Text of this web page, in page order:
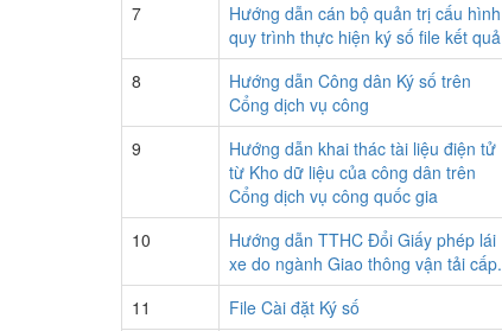
7
Hướng dẫn cán bộ quản trị cấu hình
quy trình thực hiện ký số file kết quả
8
Hướng dẫn Công dân Ký số trên
Cổng dịch vụ công
9
Hướng dẫn khai thác tài liệu điện tử
từ Kho dữ liệu của công dân trên
Cổng dịch vụ công quốc gia
10
Hướng dẫn TTHC Đổi Giấy phép lái
xe do ngành Giao thông vận tải cấp.
11 File Cài đặt Ký số